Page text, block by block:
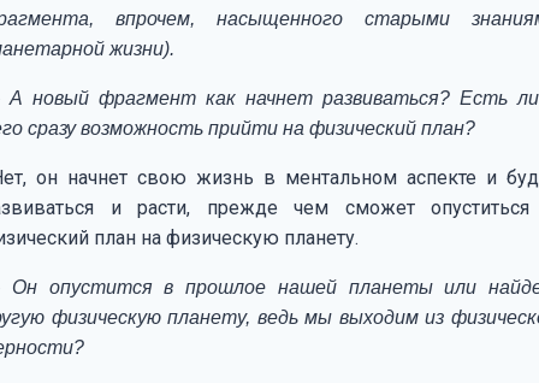
впрочем, насыщенного старыми
жизни).
новый фрагмент как начнет развиваться? Есть
сразу возможность прийти на физический план?
он начнет свою жизнь в ментальном аспекте и
и расти, прежде чем сможет
план на физическую планету.
опустится в прошлое нашей планеты или
физическую планету, ведь мы выходим из